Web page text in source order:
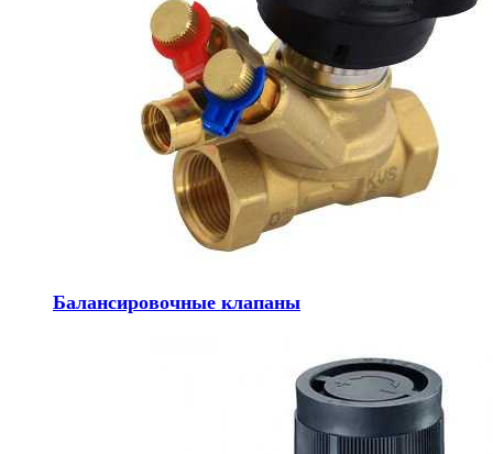
Балансировочные клапаны